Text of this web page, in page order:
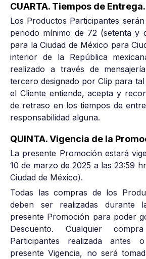
CUARTA. Tiempos de Entrega.
Los Productos Participantes
periodo mínimo de 72 (setenta y
para la Ciudad de México para
interior de la República
realizado a través de
tercero designado por Clip para
el Cliente entiende, acepta y
de retraso en los tiempos de
responsabilidad alguna.
QUINTA. Vigencia de la
La presente Promoción estará
10 de marzo de 2025 a las 23:59
Ciudad de México).
Todas las compras de los
deben ser realizadas durante
presente Promoción para poder
Descuento. Cualquier
Participantes realizada antes
presente Vigencia, no será